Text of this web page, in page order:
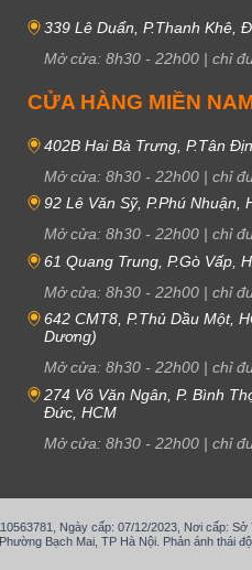
339 Lê Duẩn, P.Thanh Khê,
Mở cửa: 8h30 - 22h00 | chỉ
CỬA HÀNG MIỀN
402B Hai Bà Trưng, P.Tân
Mở cửa: 8h30 - 22h00 | chỉ
92 Lê Văn Sỹ, P.Phú Nhuận,
Mở cửa: 8h30 - 22h00 | chỉ
61 Quang Trung, P.Gò Vấp,
Mở cửa: 8h30 - 22h00 | chỉ
642 CMT8, P.Thủ Dầu Một,
Dương)
Mở cửa: 8h30 - 22h00 | chỉ
274 Võ Văn Ngân, P. Bình
Đức, HCM
Mở cửa: 8h30 - 22h00 | chỉ
Ngày cấp: 07/12/2023, Nơi cấp:
Bạch Mai, TP Hà Nội. Phản ánh thái